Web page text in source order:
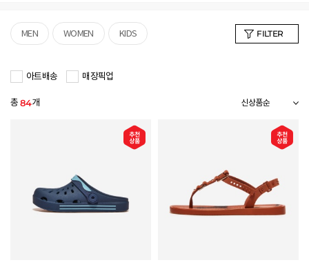
MEN WOMEN KIDS FILTER
아트배송 매장픽업
총84개